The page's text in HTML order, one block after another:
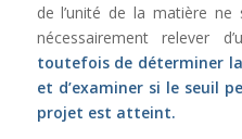
de l’unité de la matière ne
nécessairement relever
toutefois de déterminer
et d’examiner si le seuil
projet est atteint.